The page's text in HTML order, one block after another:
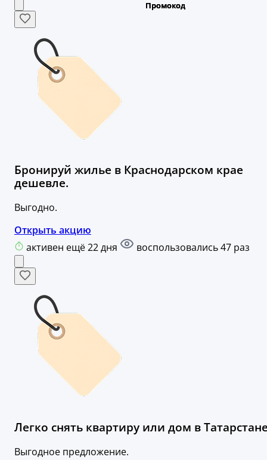
Бронируй жилье в Краснодарском крае
дешевле.
Выгодно.
Открыть акцию
активен ещё 22 дня
воспользовались 47 раз
Легко снять квартиру или дом в
Выгодное предложение.